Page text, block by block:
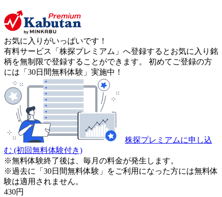
お気に入りがいっぱいです！
有料サービス「株探プレミアム」へ登録するとお気に入り銘
柄を無制限で登録することができます。 初めてご登録の方
には「30日間無料体験」実施中！
株探プレミアムに申し込
む (初回無料体験付き)
※無料体験終了後は、毎月の料金が発生します。
※過去に「30日間無料体験」をご利用になった方には無料体
験は適用されません。
430円